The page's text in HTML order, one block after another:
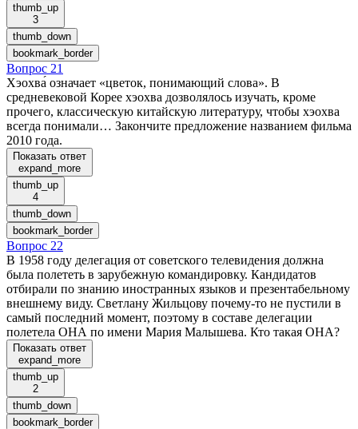
thumb_up
3
thumb_down
bookmark_border
Вопрос 21
Хэохва́ означает «цветок, понимающий слова». В
средневековой Корее хэохва дозволялось изучать, кроме
прочего, классическую китайскую литературу, чтобы хэохва
всегда понимали… Закончите предложение названием фильма
2010 года.
Показать ответ
expand_more
thumb_up
4
thumb_down
bookmark_border
Вопрос 22
В 1958 году делегация от советского телевидения должна
была полететь в зарубежную командировку. Кандидатов
отбирали по знанию иностранных языков и презентабельному
внешнему виду. Светлану Жильцову почему-то не пустили в
самый последний момент, поэтому в составе делегации
полетела ОНА по имени Мария Малышева. Кто такая ОНА?
Показать ответ
expand_more
thumb_up
2
thumb_down
bookmark_border